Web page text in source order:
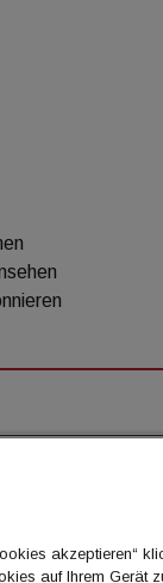
akzeptieren“
auf Ihrem Gerät